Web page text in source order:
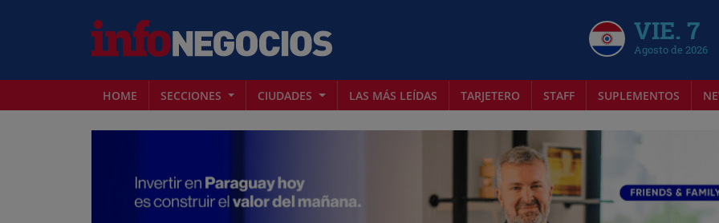
VIE. 7
Agosto de 2026
HOME SECCIONES CIUDADES LAS MÁS LEÍDAS TARJETERO STAFF SUPLEMENTOS